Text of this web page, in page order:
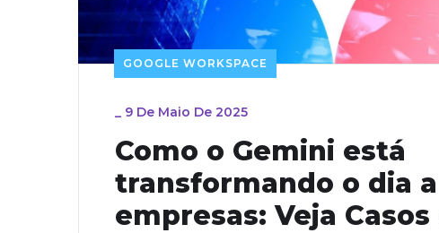
GOOGLE WORKSPACE
_ 9 De Maio De 2025
Como o Gemini está
transformando o dia
empresas: Veja Casos